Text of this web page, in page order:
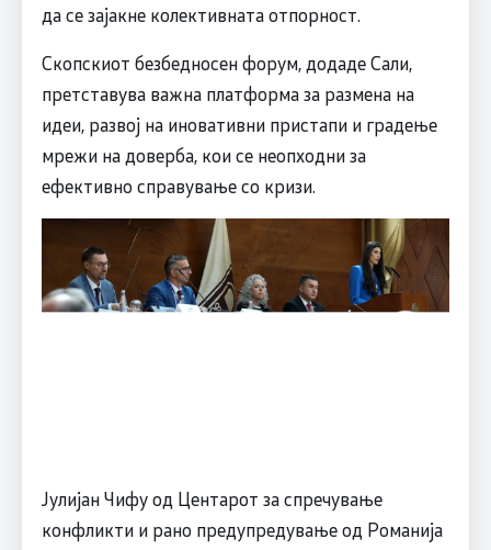
да се зајакне колективната отпорност.
Скопскиот безбедносен форум, додаде Сали,
претставува важна платформа за размена на
идеи, развој на иновативни пристапи и градење
мрежи на доверба, кои се неопходни за
ефективно справување со кризи.
Јулијан Чифу од Центарот за спречување
конфликти и рано предупредување од Романија